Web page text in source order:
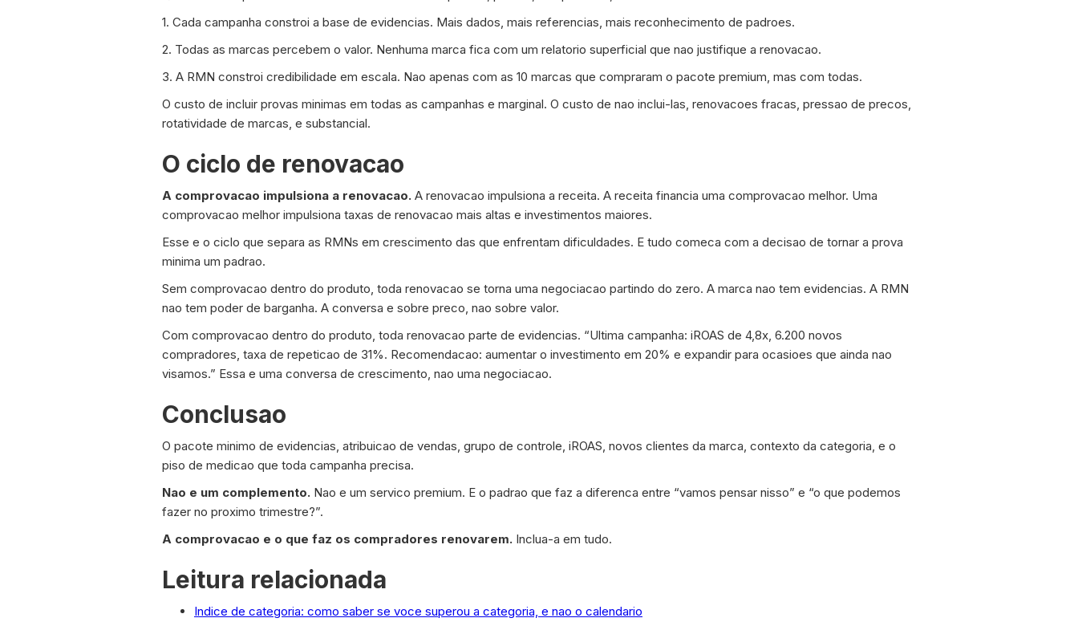
1. Cada campanha constroi a base de evidencias. Mais dados, mais referencias, mais reconhecimento de padroes.
2. Todas as marcas percebem o valor. Nenhuma marca fica com um relatorio superficial que nao justifique a renovacao.
3. A RMN constroi credibilidade em escala. Nao apenas com as 10 marcas que compraram o pacote premium, mas com todas.
O custo de incluir provas minimas em todas as campanhas e marginal. O custo de nao inclui-las, renovacoes fracas, pressao de precos,
rotatividade de marcas, e substancial.
O ciclo de renovacao
A comprovacao impulsiona a renovacao. A renovacao impulsiona a receita. A receita financia uma comprovacao melhor. Uma
comprovacao melhor impulsiona taxas de renovacao mais altas e investimentos maiores.
Esse e o ciclo que separa as RMNs em crescimento das que enfrentam dificuldades. E tudo comeca com a decisao de tornar a prova
minima um padrao.
Sem comprovacao dentro do produto, toda renovacao se torna uma negociacao partindo do zero. A marca nao tem evidencias. A RMN
nao tem poder de barganha. A conversa e sobre preco, nao sobre valor.
Com comprovacao dentro do produto, toda renovacao parte de evidencias. “Ultima campanha: iROAS de 4,8x, 6.200 novos
compradores, taxa de repeticao de 31%. Recomendacao: aumentar o investimento em 20% e expandir para ocasioes que ainda nao
visamos.” Essa e uma conversa de crescimento, nao uma negociacao.
Conclusao
O pacote minimo de evidencias, atribuicao de vendas, grupo de controle, iROAS, novos clientes da marca, contexto da categoria, e o
piso de medicao que toda campanha precisa.
Nao e um complemento. Nao e um servico premium. E o padrao que faz a diferenca entre “vamos pensar nisso” e “o que podemos
fazer no proximo trimestre?”.
A comprovacao e o que faz os compradores renovarem. Inclua-a em tudo.
Leitura relacionada
Indice de categoria: como saber se voce superou a categoria, e nao o calendario